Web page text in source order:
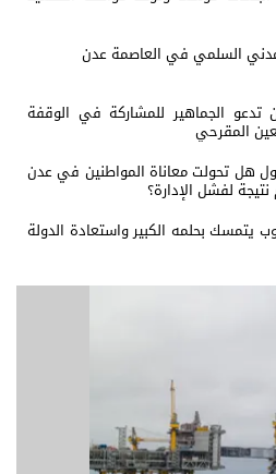
السلمي في العاصمة عدن
تدعو الجماهير للمشاركة في الوقفة
المقرحي
حلول هل تحولت معاناة المواطنين في عدن
لفشل الإدارة؟
يتمسك بحلمه الكبير واستعادة الدولة